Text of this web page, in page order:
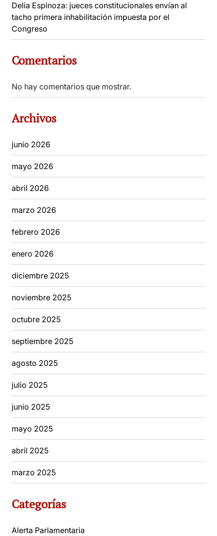
Delia Espinoza: jueces constitucionales envían al
tacho primera inhabilitación impuesta por el
Congreso
Comentarios
No hay comentarios que mostrar.
Archivos
junio 2026
mayo 2026
abril 2026
marzo 2026
febrero 2026
enero 2026
diciembre 2025
noviembre 2025
octubre 2025
septiembre 2025
agosto 2025
julio 2025
junio 2025
mayo 2025
abril 2025
marzo 2025
Categorías
Alerta Parlamentaria